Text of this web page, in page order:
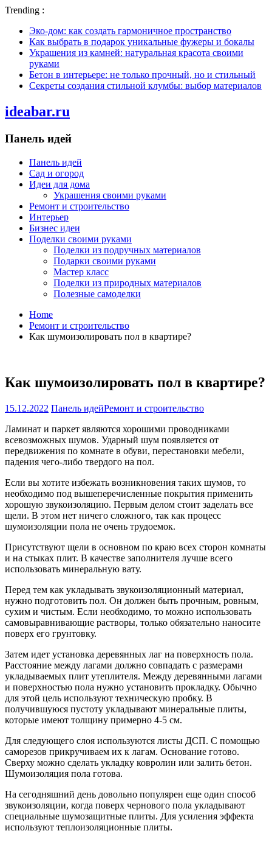
Trending :
Эко-дом: как создать гармоничное пространство
Как выбрать в подарок уникальные фужеры и бокалы
Украшения из камней: натуральная красота своими
руками
Бетон в интерьере: не только прочный, но и стильный
Секреты создания стильной клумбы: выбор материалов
ideabar.ru
Панель идей
Панель идей
Сад и огород
Идеи для дома
Украшения своими руками
Ремонт и строительство
Интерьер
Бизнес идеи
Поделки своими руками
Поделки из подручных материалов
Подарки своими руками
Мастер класс
Поделки из природных материалов
Полезные самоделки
Home
Ремонт и строительство
Как шумоизолировать пол в квартире?
Как шумоизолировать пол в квартире?
15.12.2022 Панель идейРемонт и строительство
Ламинат и паркет являются хорошими проводниками
всевозможных шумов. Ударный шум появляется от
передвижения по комнате в обуви, перестановки мебели,
падения чего-либо твердого на пол.
Если вы хотите избежать возникновения таких шумов, то
необходимо под вышеперечисленные покрытия применить
хорошую звукоизоляцию. Первым делом стоит заделать все
щели. В этом нет ничего сложного, так как процесс
шумоизоляции пола не очень трудоемок.
Присутствуют щели в основном по краю всех сторон комнаты
и на стыках плит. В качестве заполнителя лучше всего
использовать минеральную вату.
Перед тем как укладывать звукоизоляционный материал,
нужно подготовить пол. Он должен быть прочным, ровным,
сухим и чистым. Если необходимо, то можно использовать
самовыравнивающие растворы, только обязательно наносите
поверх его грунтовку.
Затем идет установка деревянных лаг на поверхность пола.
Расстояние между лагами должно совпадать с размерами
укладываемых плит утеплителя. Между деревянными лагами
и поверхностью пола нужно установить прокладку. Обычно
для этой цель используют техническую пробку. В
получившуюся пустоту укладывают минеральные плиты,
которые имеют толщину примерно 4-5 см.
Для следующего слоя используются листы ДСП. С помощью
саморезов прикручиваем их к лагам. Основание готово.
Сверху можно сделать укладку ковролин или залить бетон.
Шумоизоляция пола готова.
На сегодняшний день довольно популярен еще один способ
звукоизоляции, когда поверх чернового пола укладывают
специальные шумозащитные плиты. Для усиления эффекта
используют теплоизоляционные плиты.